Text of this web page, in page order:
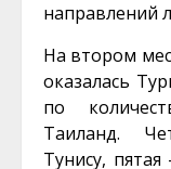
направлений
На втором
оказалась
по
Таиланд.
Тунису,